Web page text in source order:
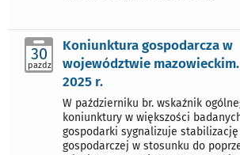
30
pazdz
Koniunktura gospodarcza w
województwie
2025 r.
W październiku br. wskaźnik
koniunktury w większości
gospodarki sygnalizuje
gospodarczej w stosunku do